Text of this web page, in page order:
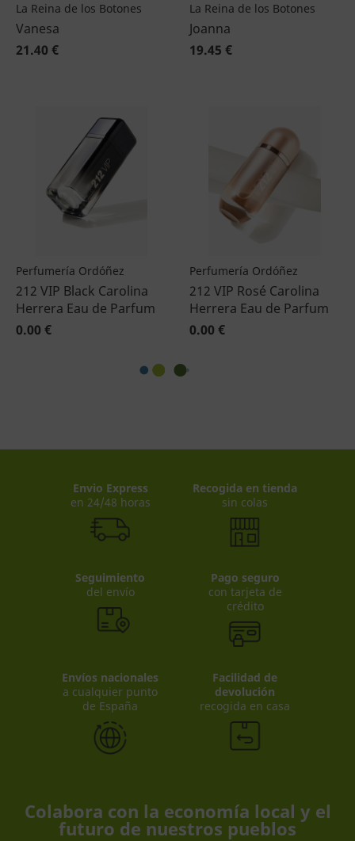
La Reina de los Botones
Vanesa
21.40 €
La Reina de los Botones
Joanna
19.45 €
Perfumería Ordóñez
212 VIP Black Carolina
Herrera Eau de Parfum
0.00 €
Perfumería Ordóñez
212 VIP Rosé Carolina
Herrera Eau de Parfum
0.00 €
Envio Express
en 24/48 horas
Recogida en tienda
sin colas
Seguimiento
del envío
Pago seguro
con tarjeta de
crédito
Envíos nacionales
a cualquier punto
de España
Facilidad de
devolución
recogida en casa
Colabora con la economía local y el
futuro de nuestros pueblos